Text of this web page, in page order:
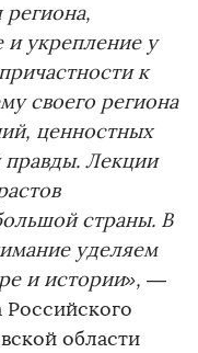
и укрепление у
к
своего региона
ценностных
правды. Лекции
страны. В
уделяем
и истории», —
области